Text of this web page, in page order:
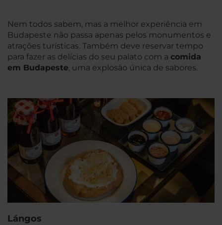
Nem todos sabem, mas a melhor experiência em
Budapeste não passa apenas pelos monumentos e
atrações turísticas. Também deve reservar tempo
para fazer as delícias do seu palato com a comida
em Budapeste, uma explosão única de sabores.
Lángos